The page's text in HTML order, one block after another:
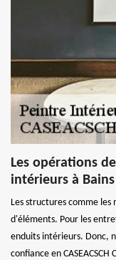
Les opérations
intérieurs à
Les structures comme
d'éléments. Pour les
enduits intérieurs. Donc,
confiance en